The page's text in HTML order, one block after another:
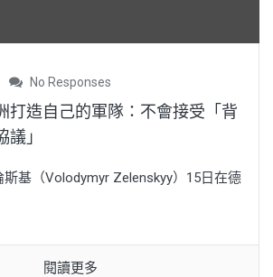
No Responses
打造自己的軍隊：不會接受「背
」
基（Volodymyr Zelenskyy）15日在德
閱讀更多